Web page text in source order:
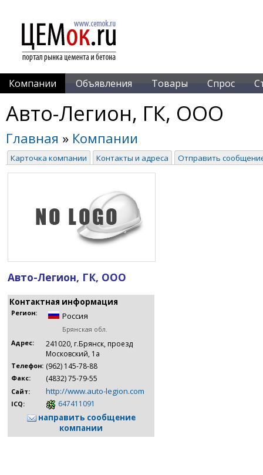
Компании Объявления Товары Спрос
Авто-Легион, ГК, ООО
Главная » Компании
Карточка компании Контакты и адреса Отправить
Авто-Легион, ГК, ООО
Контактная информация
Регион: Россия
Брянская обл.
Адрес:
241020, г.Брянск, проезд
Московский, 1а
Телефон: (962) 145-78-88
Факс: (4832) 75-79-55
Сайт: http://www.auto-legion.com
ICQ: 647411091
направить сообщение
компании